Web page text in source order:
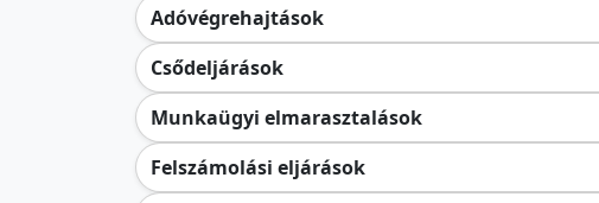
Adóvégrehajtások
Csődeljárások
Munkaügyi elmarasztalások
Felszámolási eljárások